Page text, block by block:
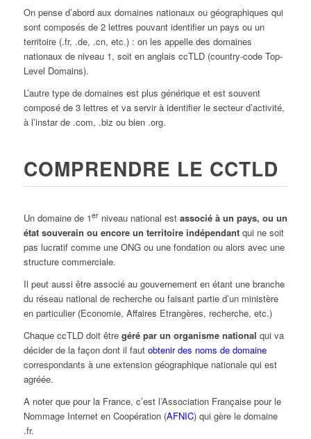
On pense d’abord aux domaines nationaux ou géographiques qui
sont composés de 2 lettres pouvant identifier un pays ou un
territoire (.fr, .de, .cn, etc.) : on les appelle des domaines
nationaux de niveau 1, soit en anglais ccTLD (country-code Top-
Level Domains).
L’autre type de domaines est plus générique et est souvent
composé de 3 lettres et va servir à identifier le secteur d’activité,
à l’instar de .com, .biz ou bien .org.
COMPRENDRE LE CCTLD
Un domaine de 1erniveau national est associé à un pays, ou un
état souverain ou encore un territoire indépendantqui ne soit
pas lucratif comme une ONG ou une fondation ou alors avec une
structure commerciale.
Il peut aussi être associé au gouvernement en étant une branche
du réseau national de recherche ou faisant partie d’un ministère
en particulier (Economie, Affaires Etrangères, recherche, etc.)
Chaque ccTLD doit être géré par un organisme national qui va
décider de la façon dont il faut obtenir des noms de domaine
correspondants à une extension géographique nationale qui est
agréée.
A noter que pour la France, c’est l’Association Française pour le
Nommage Internet en Coopération (AFNIC) qui gère le domaine
.fr.